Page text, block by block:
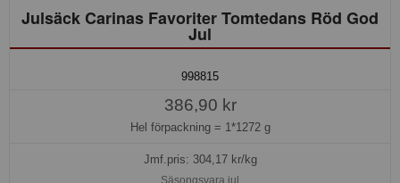
Julsäck Carinas Favoriter Tomtedans Röd God
Jul
998815
386,90 kr
Hel förpackning = 1*1272 g
Jmf.pris: 304,17kr/kg